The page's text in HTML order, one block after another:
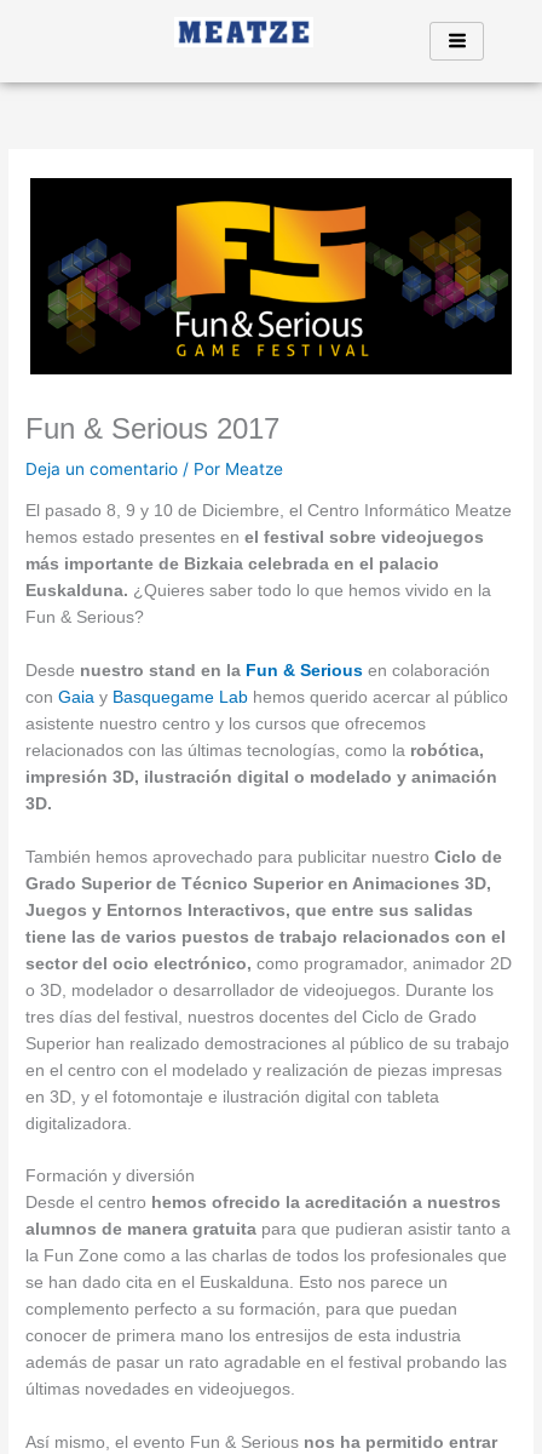
Fun & Serious 2017
Deja un comentario / Por Meatze
El pasado 8, 9 y 10 de Diciembre, el Centro Informático Meatze
hemos estado presentes enel festival sobre videojuegos
más importante de Bizkaia celebrada en el palacio
Euskalduna. ¿Quieres saber todo lo que hemos vivido en la
Fun & Serious?
Desde nuestro stand en la Fun & Serious en colaboración
conGaia y Basquegame Lab hemos querido acercar al público
asistente nuestro centro y los cursos que ofrecemos
relacionados con las últimas tecnologías, como la robótica,
impresión 3D, ilustración digital o modelado y animación
3D.
También hemos aprovechado para publicitar nuestroCiclo de
Grado Superior de Técnico Superior en Animaciones 3D,
Juegos y Entornos Interactivos, que entre sus salidas
tiene las de varios puestos de trabajo relacionados con el
sector del ocio electrónico, como programador, animador 2D
o 3D, modelador o desarrollador de videojuegos. Durante los
tres días del festival, nuestros docentes del Ciclo de Grado
Superior han realizado demostraciones al público de su trabajo
en el centro con el modelado y realización de piezas impresas
en 3D, y el fotomontaje e ilustración digital con tableta
digitalizadora.
Formación y diversión
Desde el centro hemos ofrecido la acreditación a nuestros
alumnos de manera gratuita para que pudieran asistir tanto a
la Fun Zone como a las charlas de todos los profesionales que
se han dado cita en el Euskalduna. Esto nos parece un
complemento perfecto a su formación, para que puedan
conocer de primera mano los entresijos de esta industria
además de pasar un rato agradable en el festival probando las
últimas novedades en videojuegos.
Así mismo, el evento Fun & Serious nos ha permitido entrar